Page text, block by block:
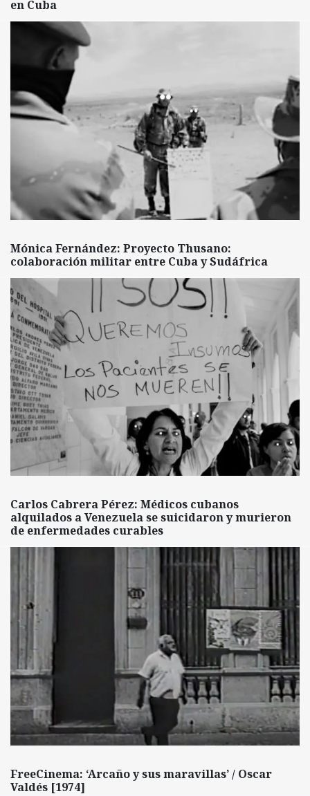
en Cuba
Mónica Fernández: Proyecto Thusano:
colaboración militar entre Cuba y Sudáfrica
Carlos Cabrera Pérez: Médicos cubanos
alquilados a Venezuela se suicidaron y murieron
de enfermedades curables
FreeCinema: ‘Arcaño y sus maravillas’ / Oscar
Valdés [1974]